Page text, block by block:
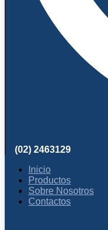
(02) 2463129
Inicio
Productos
Sobre Nosotros
Contactos